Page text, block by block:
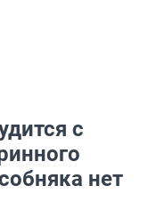
с
нет